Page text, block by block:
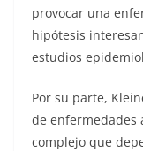
provocar una
hipótesis
estudios
Por su parte,
de enfermedades
complejo que